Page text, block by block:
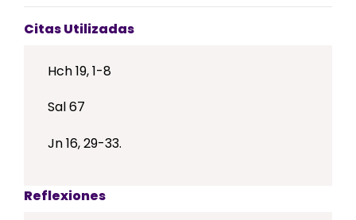
Citas Utilizadas
Hch 19, 1-8
Sal 67
Jn 16, 29-33.
Reflexiones